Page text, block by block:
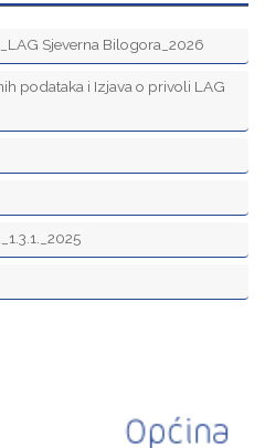
Sjeverna Bilogora_2026
podataka i Izjava o privoli LAG